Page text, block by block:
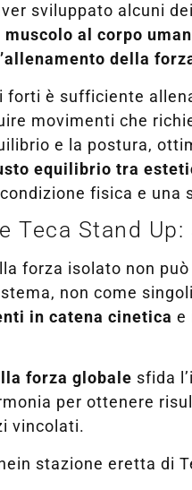
sviluppato alcuni
muscolo al corpo
l’allenamento della
forti è sufficiente
movimenti che
e la postura,
equilibrio tra
fisica e una
Teca Stand
forza isolato non
non come
in catena cinetica e
forza globale sfida
per ottenere
vincolati.
stazione eretta di